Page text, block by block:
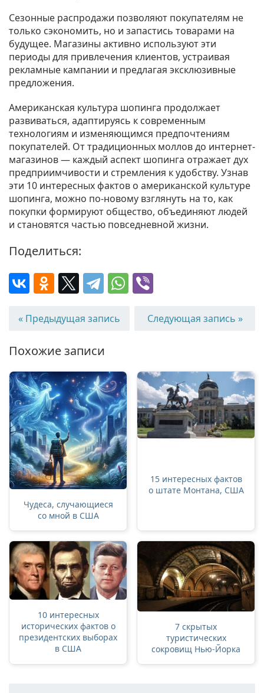
Сезонные распродажи позволяют покупателям не
только сэкономить, но и запастись товарами на
будущее. Магазины активно используют эти
периоды для привлечения клиентов, устраивая
рекламные кампании и предлагая эксклюзивные
предложения.
Американская культура шопинга продолжает
развиваться, адаптируясь к современным
технологиям и изменяющимся предпочтениям
покупателей. От традиционных моллов до интернет-
магазинов — каждый аспект шопинга отражает дух
предприимчивости и стремления к удобству. Узнав
эти 10 интересных фактов о американской культуре
шопинга, можно по-новому взглянуть на то, как
покупки формируют общество, объединяют людей
и становятся частью повседневной жизни.
Поделиться:
« Предыдущая запись Следующая запись »
Похожие записи
Чудеса, случающиеся
со мной в США
15 интересных фактов
о штате Монтана, США
10 интересных
исторических фактов о
президентских выборах
в США
7 скрытых
туристических
сокровищ Нью-Йорка